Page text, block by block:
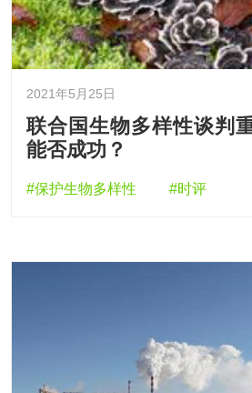
2021年5月25日
联合国生物多样性谈判
能否成功？
#保护生物多样性 #时评